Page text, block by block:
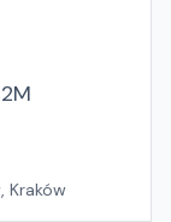
Kraków